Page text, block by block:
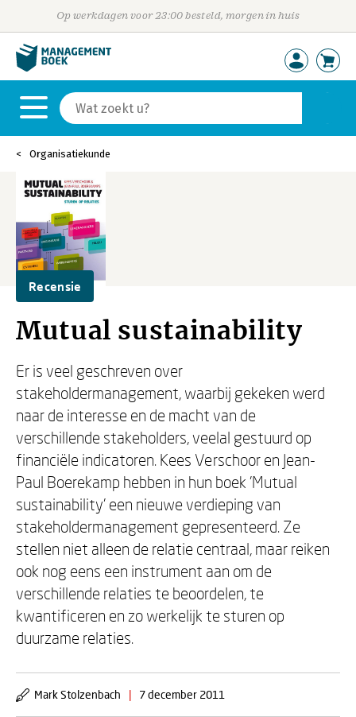
Op werkdagen voor 23:00 besteld, morgen in huis
Organisatiekunde
Recensie
Mutual sustainability
Er is veel geschreven over
stakeholdermanagement, waarbij gekeken werd
naar de interesse en de macht van de
verschillende stakeholders, veelal gestuurd op
financiële indicatoren. Kees Verschoor en Jean-
Paul Boerekamp hebben in hun boek 'Mutual
sustainability' een nieuwe verdieping van
stakeholdermanagement gepresenteerd. Ze
stellen niet alleen de relatie centraal, maar reiken
ook nog eens een instrument aan om de
verschillende relaties te beoordelen, te
kwantificeren en zo werkelijk te sturen op
duurzame relaties.
Mark Stolzenbach | 7 december 2011